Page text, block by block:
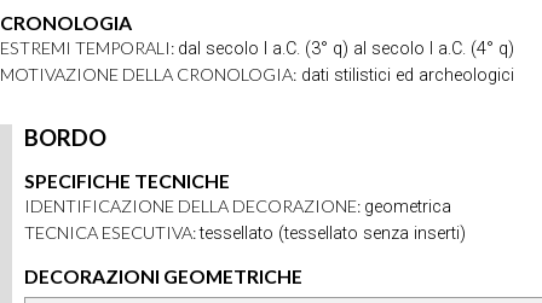
CRONOLOGIA
ESTREMI TEMPORALI: dal secolo I a.C. (3° q) al secolo I a.C. (4° q)
MOTIVAZIONE DELLA CRONOLOGIA: dati stilistici ed archeologici
BORDO
SPECIFICHE TECNICHE
IDENTIFICAZIONE DELLA DECORAZIONE: geometrica
TECNICA ESECUTIVA:tessellato (tessellato senza inserti)
DECORAZIONI GEOMETRICHE